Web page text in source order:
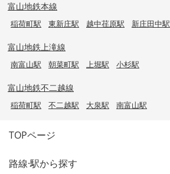
富山地鉄本線
稲荷町駅 東新庄駅 越中荏原駅 新庄田中駅
富山地鉄上滝線
南富山駅 朝菜町駅 上堀駅 小杉駅
富山地鉄不二越線
稲荷町駅 不二越駅 大泉駅 南富山駅
TOPページ
路線·駅から探す